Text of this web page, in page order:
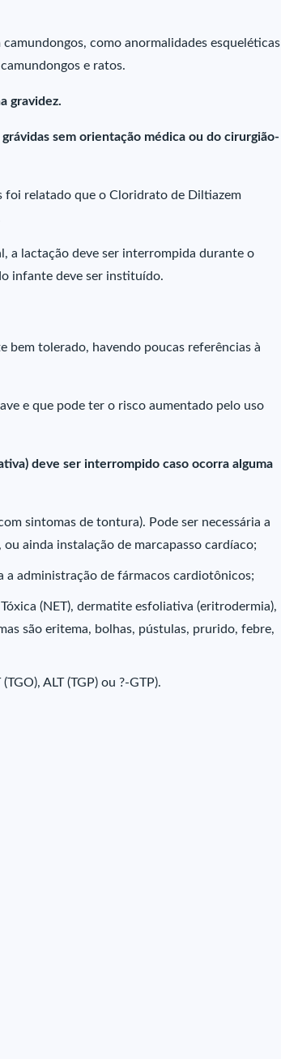
como anormalidades esqueléticas
e ratos.
gravidez.
sem orientação médica ou do cirurgião-
foi relatado que o Cloridrato de Diltiazem
a lactação deve ser interrompida durante o
infante deve ser instituído.
bem tolerado, havendo poucas referências à
e que pode ter o risco aumentado pelo uso
deve ser interrompido caso ocorra alguma
sintomas de tontura). Pode ser necessária a
ainda instalação de marcapasso cardíaco;
a administração de fármacos cardiotônicos;
(NET), dermatite esfoliativa (eritrodermia),
são eritema, bolhas, pústulas, prurido, febre,
ALT (TGP) ou ?-GTP).